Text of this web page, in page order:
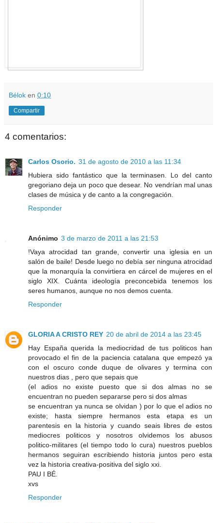
Bélok en 0:10
Compartir
4 comentarios:
Carlos Osorio. 31 de agosto de 2010 a las 11:34
Hubiera sido fantástico que la terminasen. Lo del canto
gregoriano deja un poco que desear. No vendrían mal unas
clases de música y de canto a la congregación.
Responder
Anónimo 3 de marzo de 2011 a las 21:53
!Vaya atrocidad tan grande, convertir una iglesia en un
salón de baile! Desde luego no debía ser ninguna atrocidad
que la monarquía la convirtiera en cárcel de mujeres en el
siglo XIX. Cuánta ideología preconcebida tenemos los
seres humanos, aunque no nos demos cuenta.
Responder
GLORIA A CRISTO REY 20 de abril de 2014 a las 23:45
Hay España querida la mediocridad de tus politicos han
provocado el fin de la paciencia catalana que empezó ya
con el oscuro conde duque de olivares y termina con
nuestros dias , pero que sepais que
(el adios no existe puesto que si dos almas no se
encuentran no pueden separarse pero si dos almas
se encuentran ya nunca se olvidan ) por lo que el adios no
existe; hasta siempre hermanos esta etapa es un
parentesis en la historia y cuando seais libres de estos
mediocres politicos y nosotros olvidemos los abusos
politico-militares (el tiempo todo lo cura) nuestros pueblos
hermanos seguiran escribiendo historia juntos pero esta
vez la historia creativa-positiva del siglo xxi.
PAU I BÉ.
xvs
Responder